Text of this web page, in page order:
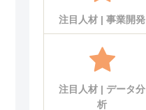
注目人材 | 事業開発
注目人材 | データ分
析